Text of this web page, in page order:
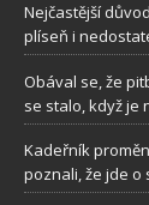
Nejčastější
plíseň i
Obával se, že
se stalo, když je
Kadeřník
poznali, že jde o